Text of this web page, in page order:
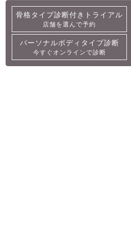
骨格タイプ診断付きトライアル
詳細・予約
パーソナルボディタイプ診断
今すぐオンラインで診断
骨格タイプ診断付きトライアル
店舗を選んで予約
パーソナルボディタイプ診断
今すぐオンラインで診断